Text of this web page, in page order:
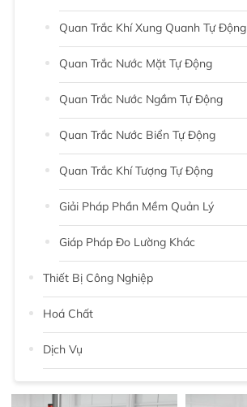
Quan Trắc Khí Xung Quanh Tự Động
Quan Trắc Nước Mặt Tự Động
Quan Trắc Nước Ngầm Tự Động
Quan Trắc Nước Biển Tự Động
Quan Trắc Khí Tượng Tự Động
Giải Pháp Phần Mềm Quản Lý
Giáp Pháp Đo Lường Khác
Thiết Bị Công Nghiệp
Hoá Chất
Dịch Vụ